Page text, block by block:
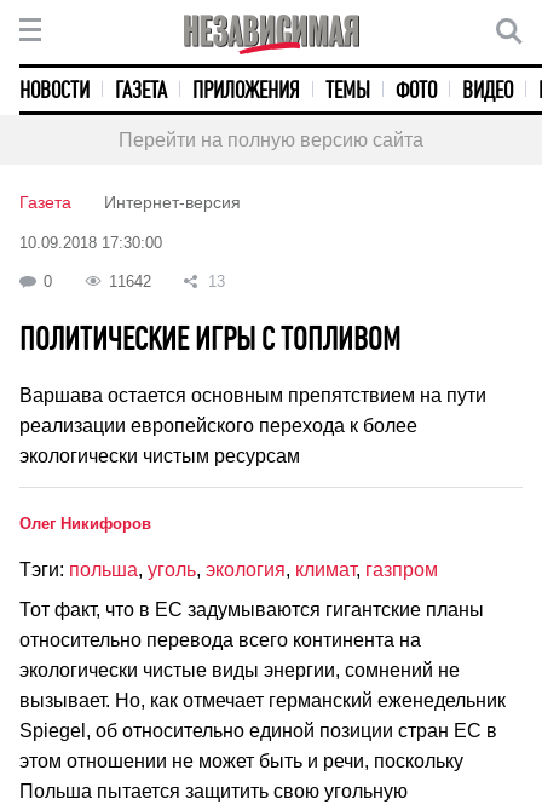
НОВОСТИ ГАЗЕТА ПРИЛОЖЕНИЯ ТЕМЫ ФОТО ВИДЕО
Перейти на полную версию сайта
Газета Интернет-версия
10.09.2018 17:30:00
0 11642 13
ПОЛИТИЧЕСКИЕ ИГРЫ C ТОПЛИВОМ
Варшава остается основным препятствием на пути
реализации европейского перехода к более
экологически чистым ресурсам
Олег Никифоров
Тэги: польша, уголь, экология, климат, газпром
Тот факт, что в ЕС задумываются гигантские планы
относительно перевода всего континента на
экологически чистые виды энергии, сомнений не
вызывает. Но, как отмечает германский еженедельник
Spiegel, об относительно единой позиции стран ЕС в
этом отношении не может быть и речи, поскольку
Польша пытается защитить свою угольную